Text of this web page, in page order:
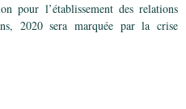
pour l’établissement des relations
2020 sera marquée par la crise